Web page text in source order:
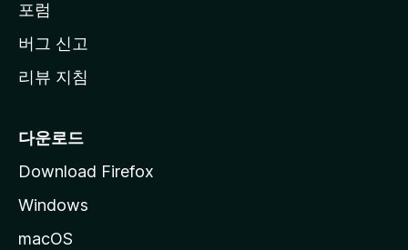
동
포럼
버그 신고
리뷰 지침
다운로드
Download Firefox
Windows
macOS